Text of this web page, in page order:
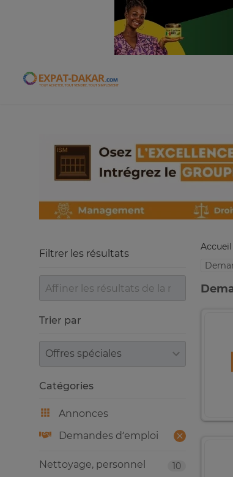
Expat-Dakar
Accueil
Filtrer les résultats
Trier par
Trier par
Catégories
Annonces
Demandes d’emploi
10
Nettoyage, personnel